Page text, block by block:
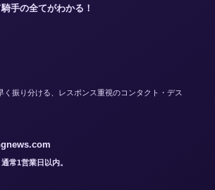
手の全てがわかる！
く振り分ける、レスポンス重視のコンタクト・デス
常1営業日以内。